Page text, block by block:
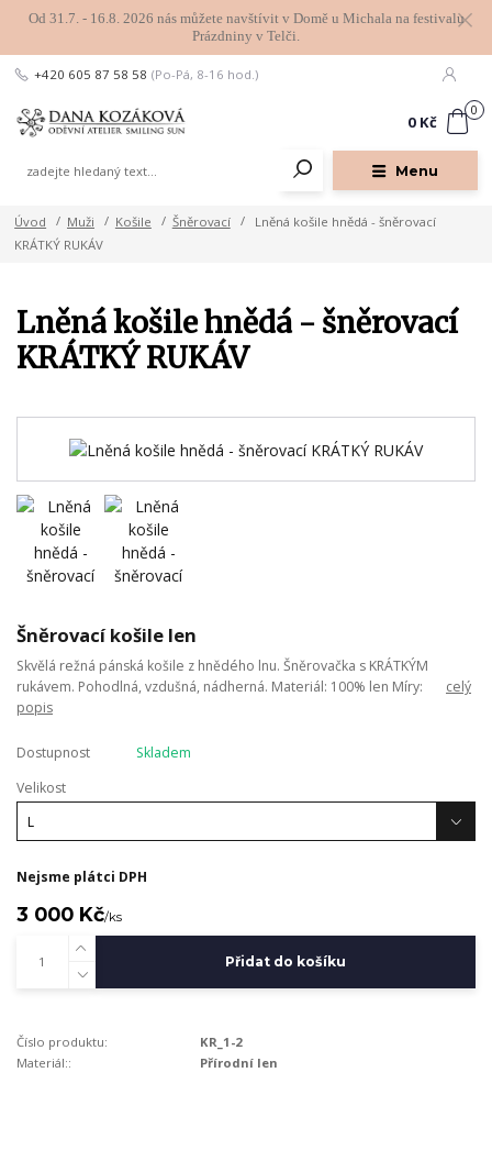
Od 31.7. - 16.8. 2026 nás můžete navštívit v Domě u Michala na festivalu
Prázdniny v Telči.
Menu
+420 605 87 58 58 (Po-Pá, 8-16 hod.)
0
0 Kč
Úvod Muži Košile Šněrovací
Lněná košile hnědá - šněrovací
KRÁTKÝ RUKÁV
Lněná košile hnědá - šněrovací
KRÁTKÝ RUKÁV
Šněrovací košile len
Skvělá režná pánská košile z hnědého lnu. Šněrovačka s KRÁTKÝM
rukávem. Pohodlná, vzdušná, nádherná. Materiál: 100% len Míry: celý
popis
Dostupnost
Skladem
Velikost
Nejsme plátci DPH
3 000 Kč/ks
Přidat do košíku
Číslo produktu:
KR_1-2
Materiál::
Přírodní len